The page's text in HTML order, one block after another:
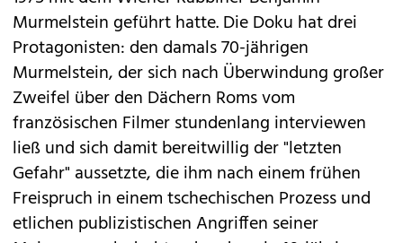
Murmelstein geführt hatte. Die Doku hat drei
Protagonisten: den damals 70-jährigen
Murmelstein, der sich nach Überwindung großer
Zweifel über den Dächern Roms vom
französischen Filmer stundenlang interviewen
ließ und sich damit bereitwillig der "letzten
Gefahr" aussetzte, die ihm nach einem frühen
Freispruch in einem tschechischen Prozess und
etlichen publizistischen Angriffen seiner